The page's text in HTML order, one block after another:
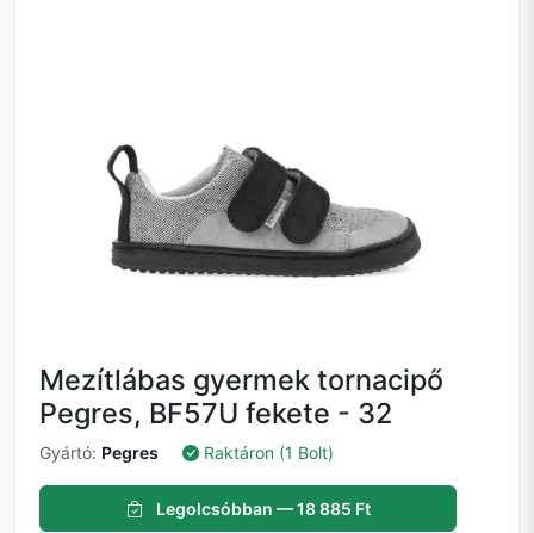
Mezítlábas gyermek tornacipő
Pegres, BF57U fekete - 32
Gyártó: Pegres Raktáron (1 Bolt)
Legolcsóbban — 18 885 Ft